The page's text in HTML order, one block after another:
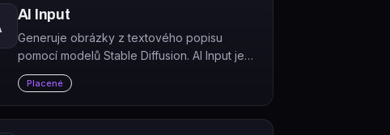
AI Input
Generuje obrázky z textového popisu
pomocí modelů Stable Diffusion. AI Input je
webová platforma, která umožňuje vytvářet,
prohlížet a spravovat AI-generované
obrázky přes prohlížeč i API.
Placené